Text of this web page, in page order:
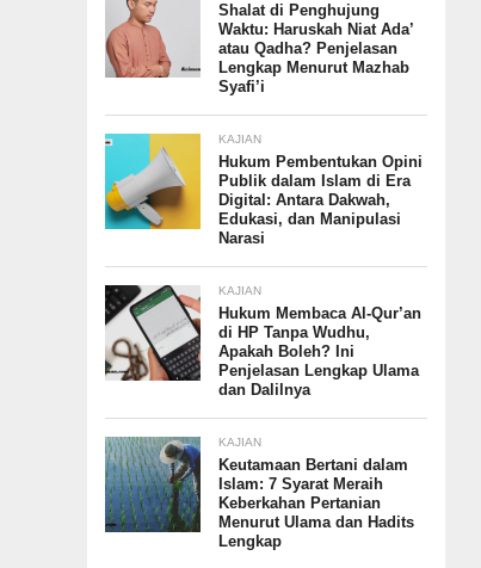
Shalat di Penghujung
Waktu: Haruskah Niat Ada’
atau Qadha? Penjelasan
Lengkap Menurut Mazhab
Syafi’i
KAJIAN
Hukum Pembentukan Opini
Publik dalam Islam di Era
Digital: Antara Dakwah,
Edukasi, dan Manipulasi
Narasi
KAJIAN
Hukum Membaca Al-Qur’an
di HP Tanpa Wudhu,
Apakah Boleh? Ini
Penjelasan Lengkap Ulama
dan Dalilnya
KAJIAN
Keutamaan Bertani dalam
Islam: 7 Syarat Meraih
Keberkahan Pertanian
Menurut Ulama dan Hadits
Lengkap